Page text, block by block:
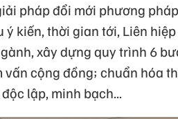
pháp đổi mới phương
ý kiến, thời gian tới, Liên
xây dựng quy trình 6
vấn cộng đồng; chuẩn hóa
lập, minh bạch...